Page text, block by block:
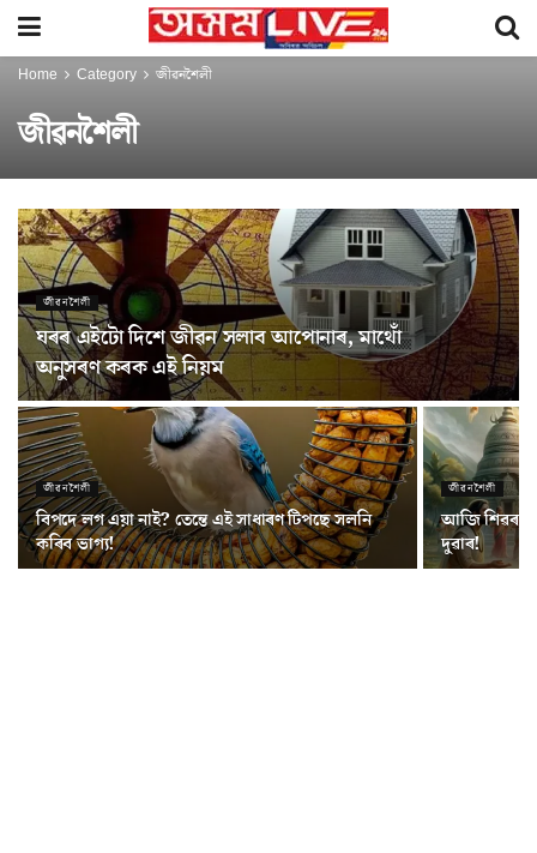
Home Category জীৱনশৈলী
জীৱনশৈলী
জীৱনশৈলী
ঘৰৰ এইটো দিশে জীৱন সলাব আপোনাৰ, মাথোঁ
অনুসৰণ কৰক এই নিয়ম
জীৱনশৈলী
বিপদে লগ এয়া নাই? তেন্তে এই সাধাৰণ টিপছে সলনি
কৰিব ভাগ্য!
জীৱনশৈলী
আজি শিৱৰ
দুৱাৰ!